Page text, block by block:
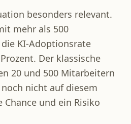
besonders relevant.
mehr als 500
KI-Adoptionsrate
Der klassische
20 und 500 Mitarbeitern
nicht auf diesem
Chance und ein Risiko